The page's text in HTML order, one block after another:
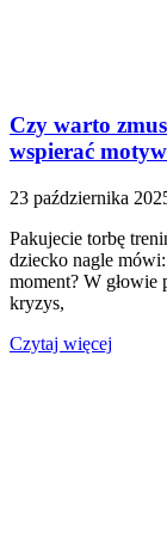
Czy warto
wspierać
23 października
Pakujecie torbę
dziecko nagle
moment? W
kryzys,
Czytaj więcej